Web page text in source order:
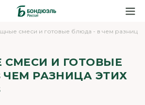
смеси и готовые блюда - в чем разница
И ГОТОВЫЕ
РАЗНИЦА ЭТИХ